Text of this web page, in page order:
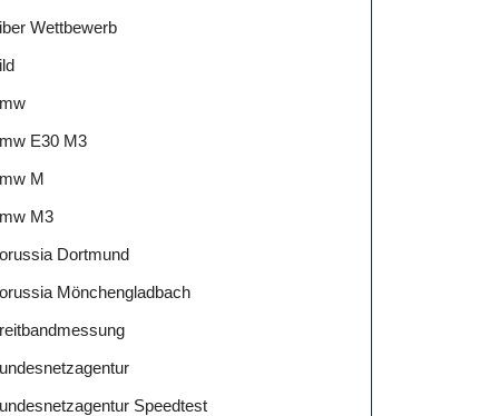
Wettbewerb
E30 M3
M
M3
Dortmund
Mönchengladbach
Speedtest